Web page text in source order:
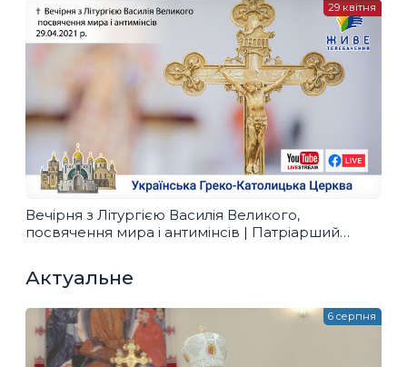
Вечірня з Літургією Василія Великого,
посвячення мира і антимінсів | Патріарший
29 квітня
Актуальне
6 серпня